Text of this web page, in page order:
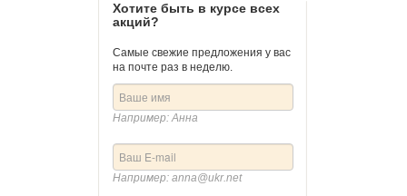
Хотите быть в курсе всех
акций?
Самые свежие предложения у вас
на почте раз в неделю.
Например: Анна
Например: anna@ukr.net